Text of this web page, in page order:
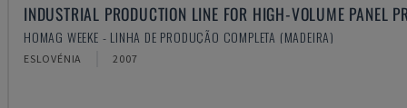
INDUSTRIAL PRODUCTION LINE FOR HIGH-VOLUME PANEL
HOMAG WEEKE - LINHA DE PRODUÇÃO COMPLETA (MADEIRA)
ESLOVÉNIA 2007